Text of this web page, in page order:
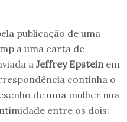
publicação de uma
a uma carta de
a Jeffrey Epstein em
continha o
de uma mulher nua
entre os dois: